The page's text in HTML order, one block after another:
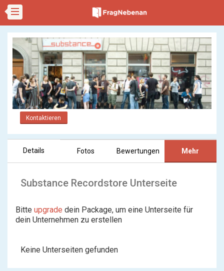
Kontaktieren
Details Fotos Bewertungen Mehr
Substance Recordstore Unterseite
Bitte upgrade dein Package, um eine Unterseite für
dein Unternehmen zu erstellen
Keine Unterseiten gefunden